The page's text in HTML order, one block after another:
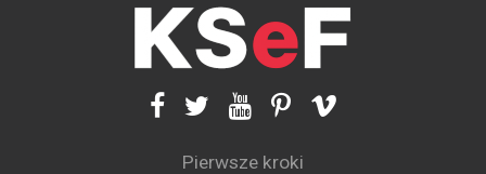
Pierwsze kroki